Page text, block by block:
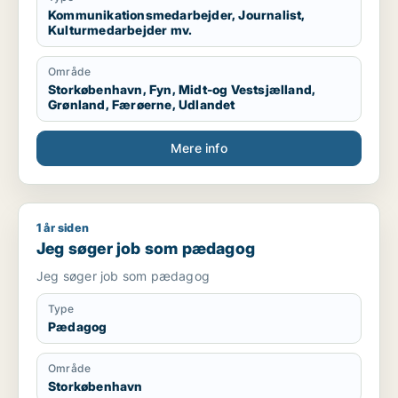
Kommunikationsmedarbejder, Journalist,
Kulturmedarbejder mv.
Område
Storkøbenhavn, Fyn, Midt-og Vestsjælland,
Grønland, Færøerne, Udlandet
Mere info
Jeg søger job som pædagog
1 år siden
Jeg søger job som pædagog
Jeg søger job som pædagog
Type
Pædagog
Område
Storkøbenhavn